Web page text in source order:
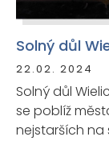
Solný důl
22.02. 2024
Solný důl
se poblíž
nejstarších na